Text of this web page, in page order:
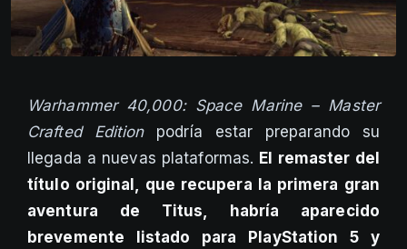
Warhammer 40,000: Space Marine – Master
Crafted Edition podría estar preparando su
llegada a nuevas plataformas. El remaster del
título original, que recupera la primera gran
aventura de Titus, habría aparecido
brevemente listado para PlayStation 5 y